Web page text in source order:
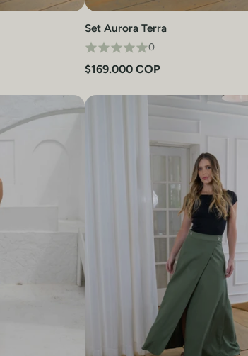
Set Aurora Terra
0
$169.000 COP